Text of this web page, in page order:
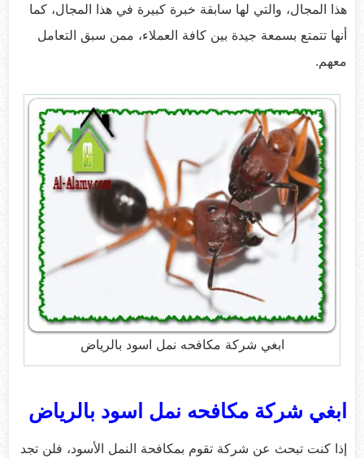
هذا المجال، والتي لها سابقة خبرة كبيرة في هذا المجال، كما
أنها تتمتع بسمعة جيدة بين كافة العملاء، ممن سبق التعامل
معهم.
ابغي شركة مكافحه نمل اسود بالرياض
ابغي شركة مكافحه نمل اسود بالرياض
إذا كنت تبحث عن شركة تقوم بمكافحة النمل الأسود، فلن تجد